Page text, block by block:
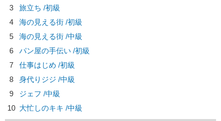
3
旅立ち /初級
4
海の見える街 /初級
5
海の見える街 /中級
6
パン屋の手伝い /初級
7
仕事はじめ /初級
8
身代りジジ /中級
9
ジェフ /中級
10 大忙しのキキ /中級